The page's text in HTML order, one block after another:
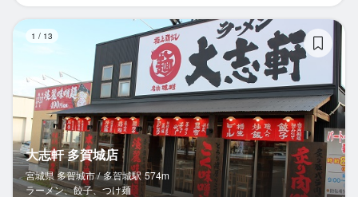
1 / 13
大志軒 多賀城店
宮城県 多賀城市 / 多賀城駅 574m
ラーメン、餃子、つけ麺